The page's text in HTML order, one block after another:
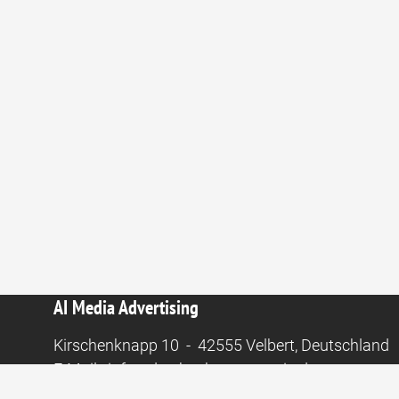
AI Media Advertising
Kirschenknapp 10 - 42555 Velbert, Deutschland
E-Mail:info@das-backen-magazin.de